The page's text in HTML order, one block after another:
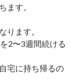
ます。
ります。
2〜3週間続ける
宅に持ち帰るの